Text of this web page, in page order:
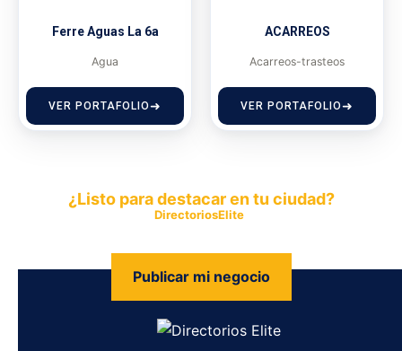
Ferre Aguas La 6a
Agua
VER PORTAFOLIO
ACARREOS
Acarreos-trasteos
VER PORTAFOLIO
¿Listo para destacar en tu ciudad?
DirectoriosElite
Publicar mi negocio